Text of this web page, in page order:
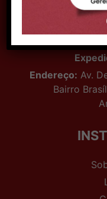
Endereço: Av.
Bairro